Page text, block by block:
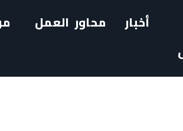
أخبار محاور العمل